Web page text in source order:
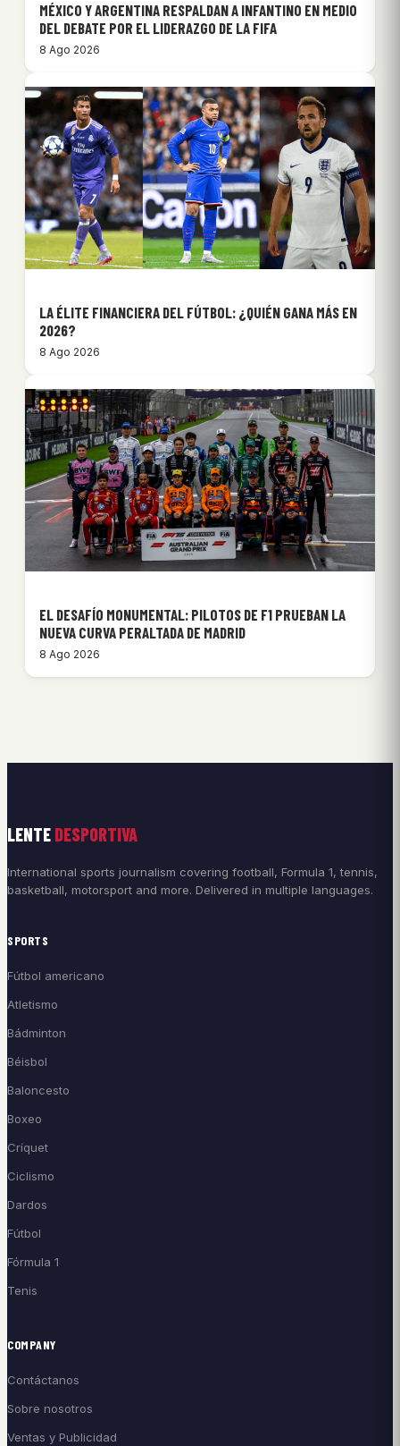
MÉXICO Y ARGENTINA RESPALDAN A INFANTINO EN MEDIO
DEL DEBATE POR EL LIDERAZGO DE LA FIFA
8 Ago 2026
LA ÉLITE FINANCIERA DEL FÚTBOL: ¿QUIÉN GANA MÁS EN
2026?
8 Ago 2026
EL DESAFÍO MONUMENTAL: PILOTOS DE F1 PRUEBAN LA
NUEVA CURVA PERALTADA DE MADRID
8 Ago 2026
LENTE DESPORTIVA
International sports journalism covering football, Formula 1, tennis,
basketball, motorsport and more. Delivered in multiple languages.
SPORTS
Fútbol americano
Atletismo
Bádminton
Béisbol
Baloncesto
Boxeo
Críquet
Ciclismo
Dardos
Fútbol
Fórmula 1
Tenis
COMPANY
Contáctanos
Sobre nosotros
Ventas y Publicidad